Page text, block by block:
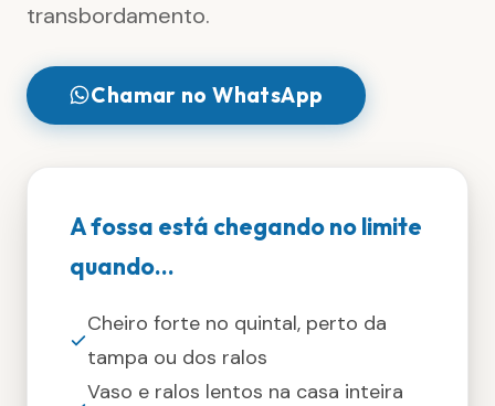
transbordamento.
Chamar no WhatsApp
A fossa está chegando no limite
quando...
Cheiro forte no quintal, perto da
tampa ou dos ralos
Vaso e ralos lentos na casa inteira